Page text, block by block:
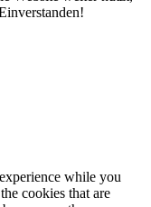
while you
cookies that are